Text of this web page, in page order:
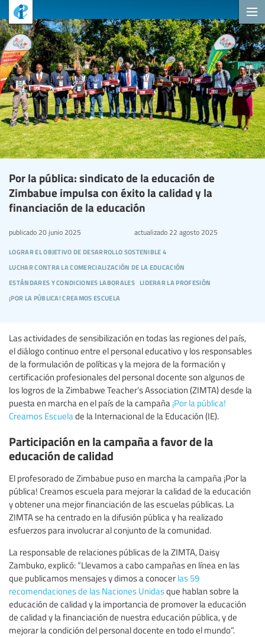
Por la pública: sindicato de la educación de
Zimbabue impulsa con éxito la calidad y la
financiación de la educación
lograr el objetivo de desarrollo sostenible 4
luchar contra la comercialización de la educación
estándares y condiciones laborales liderar la profesión
¡por la pública! creamos escuela
publicado 20 junio 2025 actualizado22 agosto 2025
Las actividades de sensibilización en todas las regiones del país,
el diálogo continuo entre el personal educativo y los responsables
de la formulación de políticas y la mejora de la formación y
certificación profesionales del personal docente son algunos de
los logros de la Zimbabwe Teacher’s Association (ZIMTA) desde la
puesta en marcha en el país de la campaña ¡Por la pública!
Creamos Escuela de la Internacional de la Educación (IE).
Participación en la campaña a favor de la
educación de calidad
El profesorado de Zimbabue puso en marcha la campaña ¡Por la
pública! Creamos escuela para mejorar la calidad de la educación
y obtener una mejor financiación de las escuelas públicas. La
ZIMTA se ha centrado en la difusión pública y ha realizado
esfuerzos para involucrar al conjunto de la comunidad.
La responsable de relaciones públicas de la ZIMTA, Daisy
Zambuko, explicó: “Llevamos a cabo campañas en línea en las
que publicamos mensajes y dimos a conocer las 59
recomendaciones de las Naciones Unidasque hablan sobre la
educación de calidad y la importancia de promover la educación
de calidad y la financiación de nuestra educación pública, y de
mejorar la condición del personal docente en todo el mundo”.